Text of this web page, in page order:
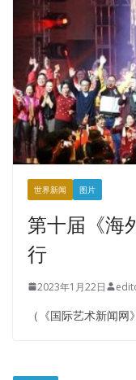
世界新闻 图片
第十届《海
行
2023年1月22日
（《国际艺术新闻